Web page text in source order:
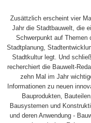
Zusättzlich erscheint vier
Jahr die Stadtbauwelt, die
Schwerpunkt auf Themen
Stadtplanung,
Stadtkultur legt. Und
recherchiert die Bauwelt-
zehn Mal im Jahr
Informationen zu neuen
Bauprodukten,
Bausystemen und
und deren Anwendung -